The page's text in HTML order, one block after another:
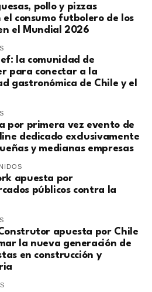
pollo y pizzas
el consumo futbolero de los
el Mundial 2026
la comunidad de
para conectar a la
gastronómica de Chile y el
por primera vez evento de
dedicado exclusivamente
y medianas empresas
apuesta por
públicos contra la
apuesta por Chile
la nueva generación de
en construcción y